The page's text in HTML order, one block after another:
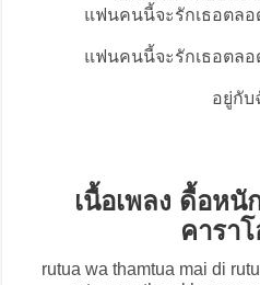
แฟนคนนี้จะรักเธอตลอ
แฟนคนนี้จะรักเธอตลอ
อยู่กับ
เนื้อเพลง ดื้อห
คาราโ
rutua wa thamtua mai di